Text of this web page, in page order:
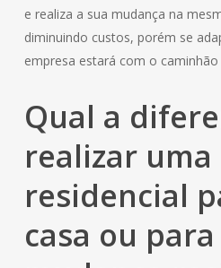
e realiza a sua mudança na
diminuindo custos, porém se
empresa estará com o caminhão
Qual a
realizar
residencial
casa ou